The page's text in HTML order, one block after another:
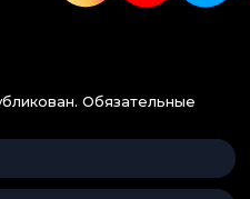
Обязательные